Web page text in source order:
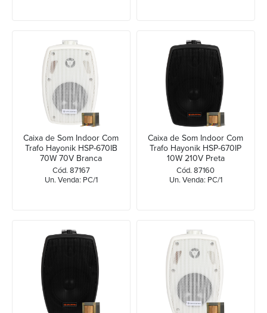
Caixa de Som Indoor Com
Trafo Hayonik HSP-670IB
70W 70V Branca
Cód. 87167
Un. Venda: PC/1
Caixa de Som Indoor Com
Trafo Hayonik HSP-670IP
10W 210V Preta
Cód. 87160
Un. Venda: PC/1